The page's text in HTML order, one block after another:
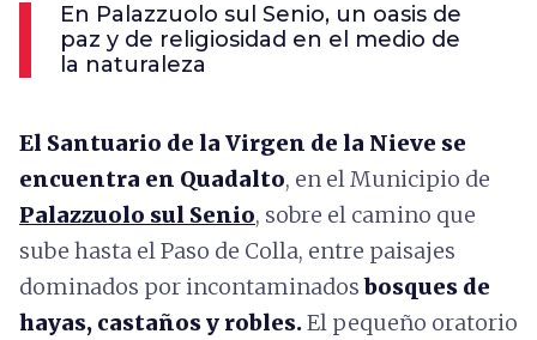
En Palazzuolo sul Senio, un oasis de
paz y de religiosidad en el medio de
la naturaleza
El Santuario de la Virgen de la Nieve se
encuentra en Quadalto, en el Municipio de
Palazzuolo sul Senio, sobre el camino que
sube hasta el Paso de Colla, entre paisajes
dominados por incontaminadosbosques de
hayas, castaños y robles.El pequeño oratorio